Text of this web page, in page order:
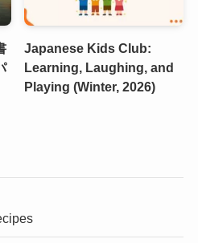
Japanese Kids Club:
Learning, Laughing, and
Playing (Winter, 2026)